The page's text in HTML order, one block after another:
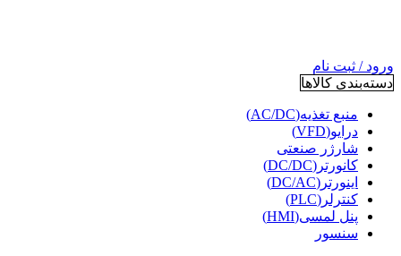
ورود / ثبت نام
دسته‌بندی کالاها
منبع تغذیه(AC/DC)
درایو(VFD)
شارژر صنعتی
کانورتر(DC/DC)
اینورتر(DC/AC)
کنترلر(PLC)
پنل لمسی(HMI)
سنسور